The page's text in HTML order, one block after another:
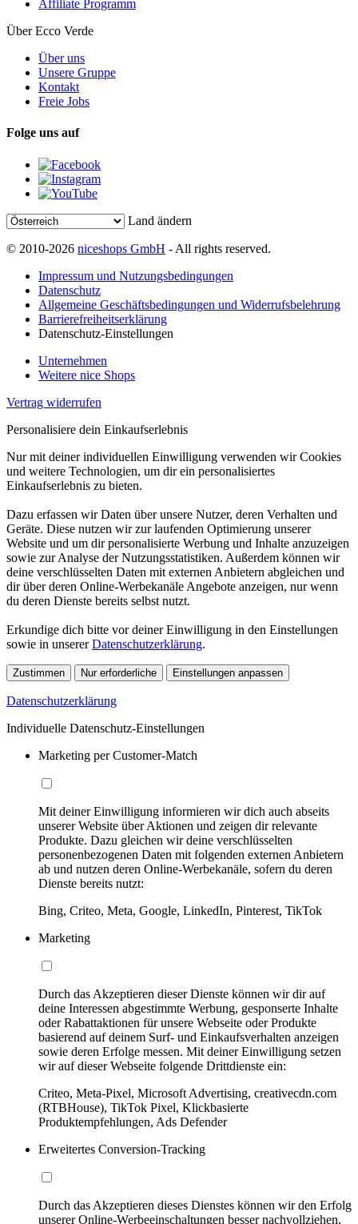
Affiliate Programm
Über Ecco Verde
Über uns
Unsere Gruppe
Kontakt
Freie Jobs
Folge uns auf
Land ändern
© 2010-2026 niceshops GmbH - All rights reserved.
Impressum und Nutzungsbedingungen
Datenschutz
Allgemeine Geschäftsbedingungen und Widerrufsbelehrung
Barrierefreiheitserklärung
Datenschutz-Einstellungen
Unternehmen
Weitere nice Shops
Vertrag widerrufen
Personalisiere dein Einkaufserlebnis
Nur mit deiner individuellen Einwilligung verwenden wir Cookies
und weitere Technologien, um dir ein personalisiertes
Einkaufserlebnis zu bieten.
Dazu erfassen wir Daten über unsere Nutzer, deren Verhalten und
Geräte. Diese nutzen wir zur laufenden Optimierung unserer
Website und um dir personalisierte Werbung und Inhalte anzuzeigen
sowie zur Analyse der Nutzungsstatistiken. Außerdem können wir
deine verschlüsselten Daten mit externen Anbietern abgleichen und
dir über deren Online-Werbekanäle Angebote anzeigen, nur wenn
du deren Dienste bereits selbst nutzt.
Erkundige dich bitte vor deiner Einwilligung in den Einstellungen
sowie in unsererDatenschutzerklärung.
Zustimmen Nur erforderliche Einstellungen anpassen
Datenschutzerklärung
Individuelle Datenschutz-Einstellungen
Marketing per Customer-Match
Mit deiner Einwilligung informieren wir dich auch abseits
unserer Website über Aktionen und zeigen dir relevante
Produkte. Dazu gleichen wir deine verschlüsselten
personenbezogenen Daten mit folgenden externen Anbietern
ab und nutzen deren Online-Werbekanäle, sofern du deren
Dienste bereits nutzt:
Bing, Criteo, Meta, Google, LinkedIn, Pinterest, TikTok
Marketing
Durch das Akzeptieren dieser Dienste können wir dir auf
deine Interessen abgestimmte Werbung, gesponserte Inhalte
oder Rabattaktionen für unsere Webseite oder Produkte
basierend auf deinem Surf- und Einkaufsverhalten anzeigen
sowie deren Erfolge messen. Mit deiner Einwilligung setzen
wir auf dieser Webseite folgende Drittdienste ein:
Criteo, Meta-Pixel, Microsoft Advertising, creativecdn.com
(RTBHouse), TikTok Pixel, Klickbasierte
Produktempfehlungen, Ads Defender
Erweitertes Conversion-Tracking
Durch das Akzeptieren dieses Dienstes können wir den Erfolg
unserer Online-Werbeeinschaltungen besser nachvollziehen,